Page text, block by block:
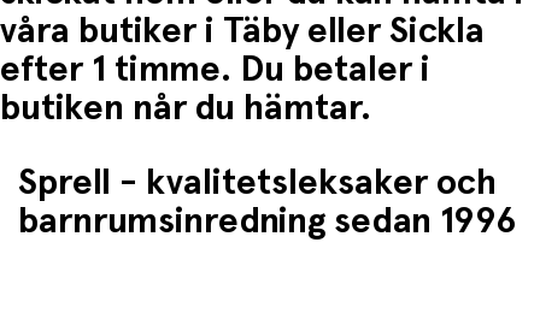
våra butiker i Täby eller Sickla
efter 1 timme. Du betaler i
butiken når du hämtar.
Sprell - kvalitetsleksaker och
barnrumsinredning sedan 1996